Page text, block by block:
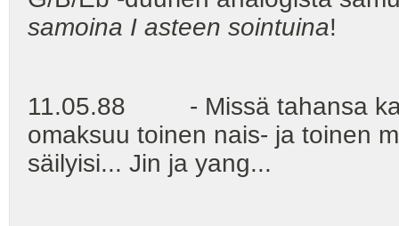
samoina I asteen sointuina!
11.05.88 - Missä tahansa
omaksuu toinen nais- ja toinen
säilyisi... Jin ja yang...